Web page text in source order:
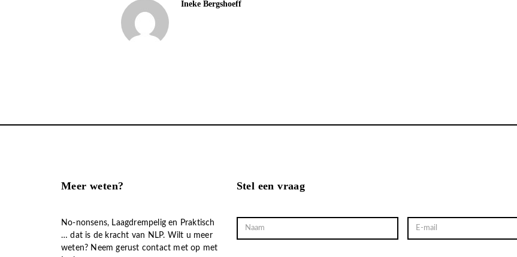
Ineke Bergshoeff
Meer weten?
No-nonsens, Laagdrempelig en Praktisch
… dat is de kracht van NLP. Wilt u meer
weten? Neem gerust contact met op met
Stel een vraag